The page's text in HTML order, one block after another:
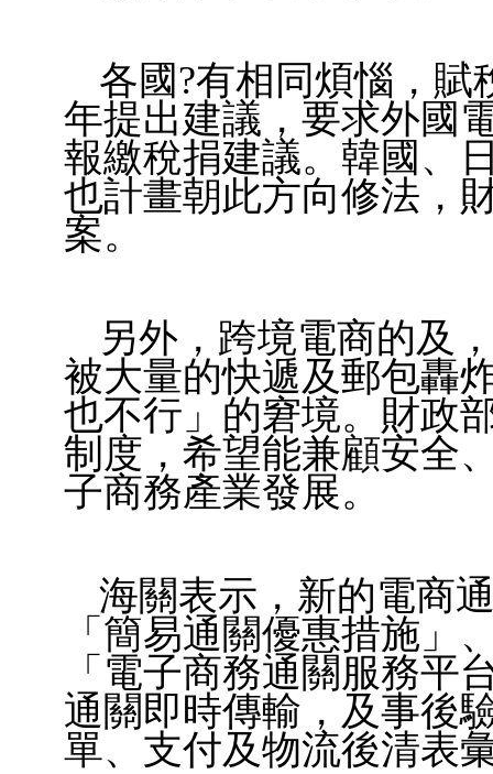
各國?有相同煩惱，賦
年提出建議，要求外國
報繳稅捐建議。韓國、
也計畫朝此方向修法，
案。
另外，跨境電商的及
被大量的快遞及郵包轟
也不行」的窘境。財政
制度，希望能兼顧安全
子商務產業發展。
海關表示，新的電商
「簡易通關優惠措施」
「電子商務通關服務平
通關即時傳輸，及事後
單、支付及物流後清表